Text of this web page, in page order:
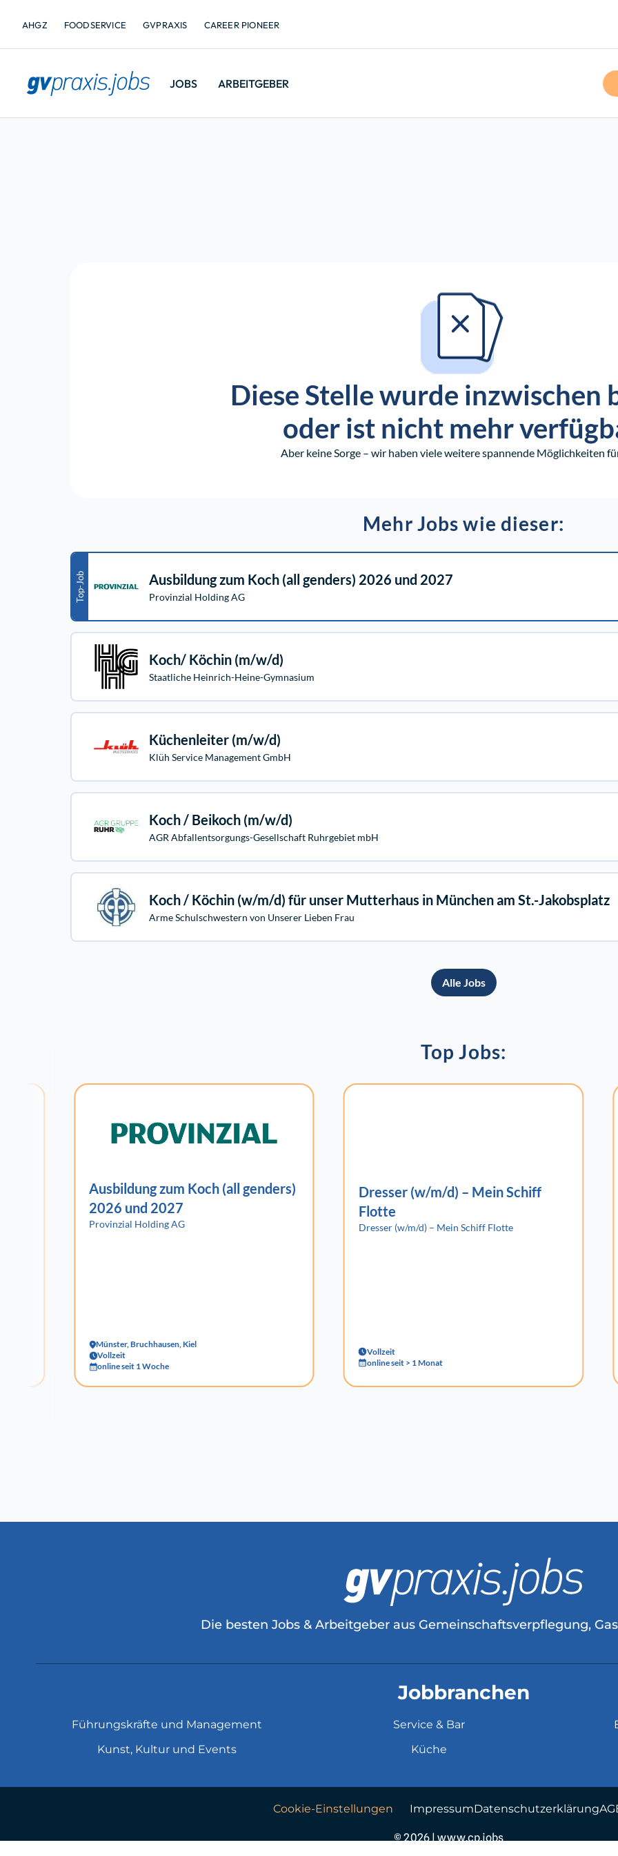
AHGZ FOODSERVICE GVPRAXIS CAREER PIONEER
JOBS ARBEITGEBER
Diese Stelle wurde inzwischen
oder ist nicht mehr
Aber keine Sorge – wir haben viele weitere spannende Möglichkeiten
Mehr Jobs wie dieser:
Top-Job Ausbildung zum Koch (all genders) 2026 und 2027
Provinzial Holding AG
Koch/ Köchin (m/w/d)
Staatliche Heinrich-Heine-Gymnasium
Küchenleiter (m/w/d)
Klüh Service Management GmbH
Koch / Beikoch (m/w/d)
AGR Abfallentsorgungs-Gesellschaft Ruhrgebiet mbH
Koch / Köchin (w/m/d) für unser Mutterhaus in München am St.-Jakobsplatz
Arme Schulschwestern von Unserer Lieben Frau
Alle Jobs
Top Jobs:
Ausbildung zum Koch (all genders)
2026 und 2027
Provinzial Holding AG
Münster, Bruchhausen, Kiel
Vollzeit
online seit 1 Woche
Dresser (w/m/d) – Mein Schiff
Flotte
Dresser (w/m/d) – Mein Schiff Flotte
Vollzeit
online seit > 1 Monat
Die besten Jobs & Arbeitgeber aus Gemeinschaftsverpflegung,
Jobbranchen
Führungskräfte und Management
Kunst, Kultur und Events
Service & Bar
Küche
Cookie-Einstellungen ImpressumDatenschutzerklärung
© 2026 | www.cp.jobs